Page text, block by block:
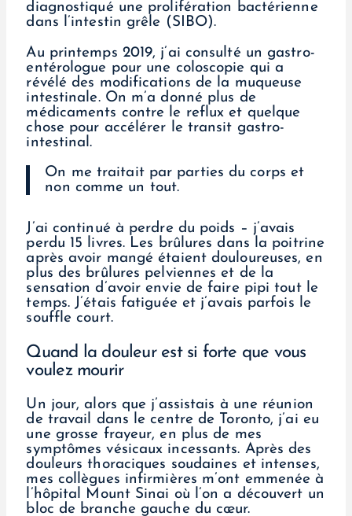
diagnostiqué une prolifération bactérienne
dans l’intestin grêle (SIBO).
Au printemps 2019, j’ai consulté un gastro-
entérologue pour une coloscopie qui a
révélé des modifications de la muqueuse
intestinale. On m’a donné plus de
médicaments contre le reflux et quelque
chose pour accélérer le transit gastro-
intestinal.
On me traitait par parties du corps et
non comme un tout.
J’ai continué à perdre du poids – j’avais
perdu 15 livres. Les brûlures dans la poitrine
après avoir mangé étaient douloureuses, en
plus des brûlures pelviennes et de la
sensation d’avoir envie de faire pipi tout le
temps. J’étais fatiguée et j’avais parfois le
souffle court.
Quand la douleur est si forte que vous
voulez mourir
Un jour, alors que j’assistais à une réunion
de travail dans le centre de Toronto, j’ai eu
une grosse frayeur, en plus de mes
symptômes vésicaux incessants. Après des
douleurs thoraciques soudaines et intenses,
mes collègues infirmières m’ont emmenée à
l’hôpital Mount Sinai où l’on a découvert un
bloc de branche gauche du cœur.